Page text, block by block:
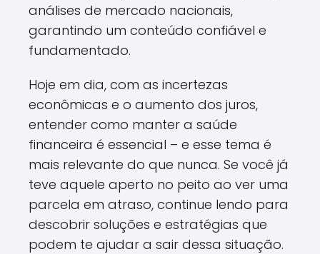
análises de mercado nacionais,
garantindo um conteúdo confiável e
fundamentado.
Hoje em dia, com as incertezas
econômicas e o aumento dos juros,
entender como manter a saúde
financeira é essencial – e esse tema é
mais relevante do que nunca. Se você já
teve aquele aperto no peito ao ver uma
parcela em atraso, continue lendo para
descobrir soluções e estratégias que
podem te ajudar a sair dessa situação.